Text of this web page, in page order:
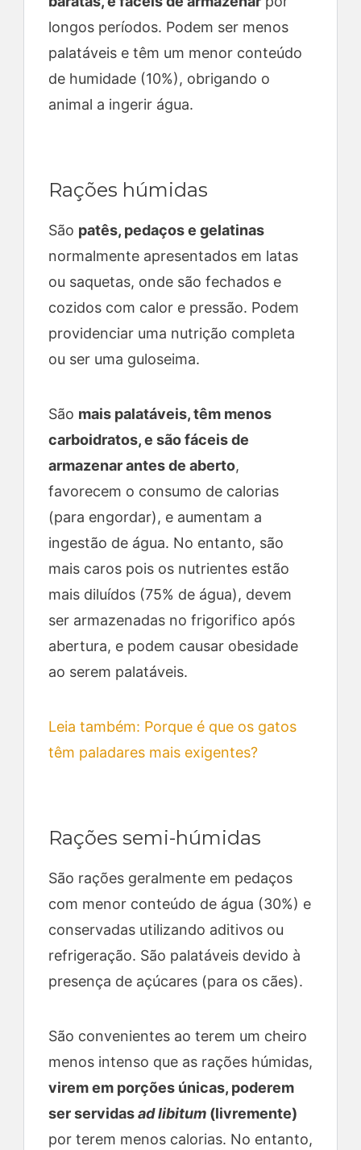
longos períodos. Podem ser menos
palatáveis e têm um menor conteúdo
de humidade (10%), obrigando o
animal a ingerir água.
Rações húmidas
São patês, pedaços e gelatinas
normalmente apresentados em latas
ou saquetas, onde são fechados e
cozidos com calor e pressão. Podem
providenciar uma nutrição completa
ou ser uma guloseima.
São mais palatáveis, têm menos
carboidratos, e são fáceis de
armazenar antes de aberto,
favorecem o consumo de calorias
(para engordar), e aumentam a
ingestão de água. No entanto, são
mais caros pois os nutrientes estão
mais diluídos (75% de água), devem
ser armazenadas no frigorifico após
abertura, e podem causar obesidade
ao serem palatáveis.
Leia também: Porque é que os gatos
têm paladares mais exigentes?
Rações semi-húmidas
São rações geralmente em pedaços
com menor conteúdo de água (30%) e
conservadas utilizando aditivos ou
refrigeração. São palatáveis devido à
presença de açúcares (para os cães).
São convenientes ao terem um cheiro
menos intenso que as rações húmidas,
virem em porções únicas, poderem
ser servidasad libitum (livremente)
por terem menos calorias. No entanto,